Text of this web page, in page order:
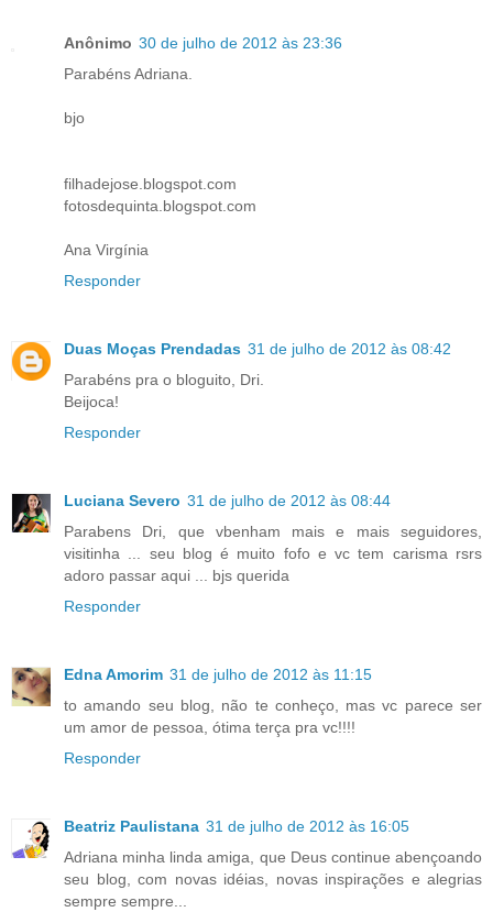
Anônimo 30 de julho de 2012 às 23:36
Parabéns Adriana.
bjo
filhadejose.blogspot.com
fotosdequinta.blogspot.com
Ana Virgínia
Responder
Duas Moças Prendadas 31 de julho de 2012 às 08:42
Parabéns pra o bloguito, Dri.
Beijoca!
Responder
Luciana Severo 31 de julho de 2012 às 08:44
Parabens Dri, que vbenham mais e mais seguidores,
visitinha ... seu blog é muito fofo e vc tem carisma rsrs
adoro passar aqui ... bjs querida
Responder
Edna Amorim 31 de julho de 2012 às 11:15
to amando seu blog, não te conheço, mas vc parece ser
um amor de pessoa, ótima terça pra vc!!!!
Responder
Beatriz Paulistana 31 de julho de 2012 às 16:05
Adriana minha linda amiga, que Deus continue abençoando
seu blog, com novas idéias, novas inspirações e alegrias
sempre sempre...